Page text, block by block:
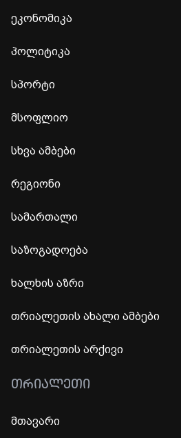
ეკონომიკა
პოლიტიკა
სპორტი
მსოფლიო
სხვა ამბები
რეგიონი
სამართალი
საზოგადოება
ხალხის აზრი
თრიალეთის ახალი ამბები
თრიალეთის არქივი
ᲗᲠᲘᲐᲚᲔᲗᲘ
მთავარი